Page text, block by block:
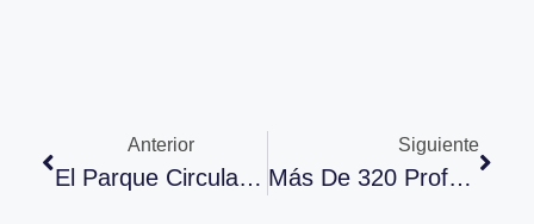
Anterior
El Parque Circulante Español Es Cada Vez Más Grande Y Antiguo
Siguiente
Más De 320 Profesionales Acompañan A ANCERA En Su 36º Congreso